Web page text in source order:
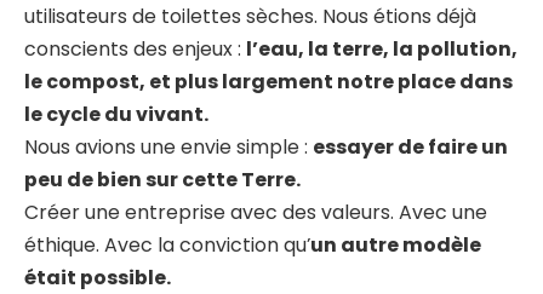
utilisateurs de toilettes sèches. Nous étions déjà
conscients des enjeux : l’eau, la terre, la pollution,
le compost, et plus largement notre place dans
le cycle du vivant.
Nous avions une envie simple : essayer de faire un
peu de bien sur cette Terre.
Créer une entreprise avec des valeurs. Avec une
éthique. Avec la conviction qu’un autre modèle
était possible.